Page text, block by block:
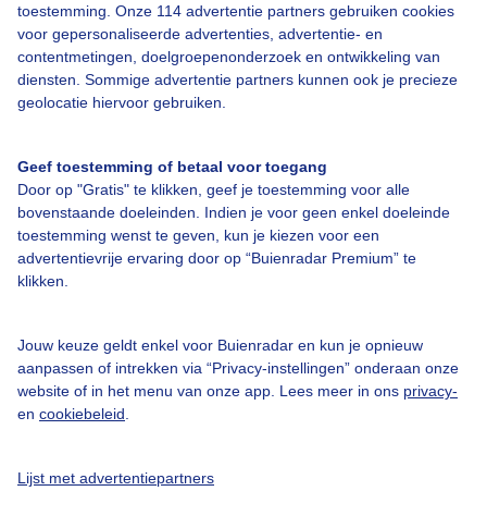
toestemming. Onze 114 advertentie partners gebruiken cookies
voor gepersonaliseerde advertenties, advertentie- en
contentmetingen, doelgroepenonderzoek en ontwikkeling van
diensten. Sommige advertentie partners kunnen ook je precieze
geolocatie hiervoor gebruiken.
Geef toestemming of betaal voor toegang
Door op "Gratis" te klikken, geef je toestemming voor alle
bovenstaande doeleinden. Indien je voor geen enkel doeleinde
toestemming wenst te geven, kun je kiezen voor een
advertentievrije ervaring door op “Buienradar Premium” te
klikken.
Jouw keuze geldt enkel voor Buienradar en kun je opnieuw
aanpassen of intrekken via “Privacy-instellingen” onderaan onze
website of in het menu van onze app. Lees meer in ons privacy-
en cookiebeleid
Lijst met advertentiepartners
Bedrijfsgegevens
Veelgestelde vragen
Gebruikersvoorwaarden
Adverteren
Buienradar Team
Cookie beleid
Privacy instellingen
Gratis weerdata